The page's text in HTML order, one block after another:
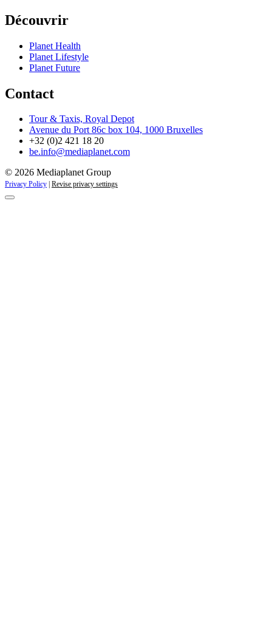
Découvrir
Planet Health
Planet Lifestyle
Planet Future
Contact
Tour & Taxis, Royal Depot
Avenue du Port 86c box 104, 1000 Bruxelles
+32 (0)2 421 18 20
be.info@mediaplanet.com
© 2026 Mediaplanet Group
Privacy Policy Revise privacy settings